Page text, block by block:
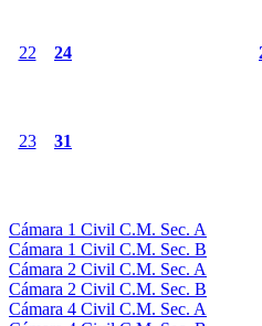
22 24
23
31
Cámara 1 Civil C.M. Sec. A
Cámara 1 Civil C.M. Sec. B
Cámara 2 Civil C.M. Sec. A
Cámara 2 Civil C.M. Sec. B
Cámara 4 Civil C.M. Sec. A